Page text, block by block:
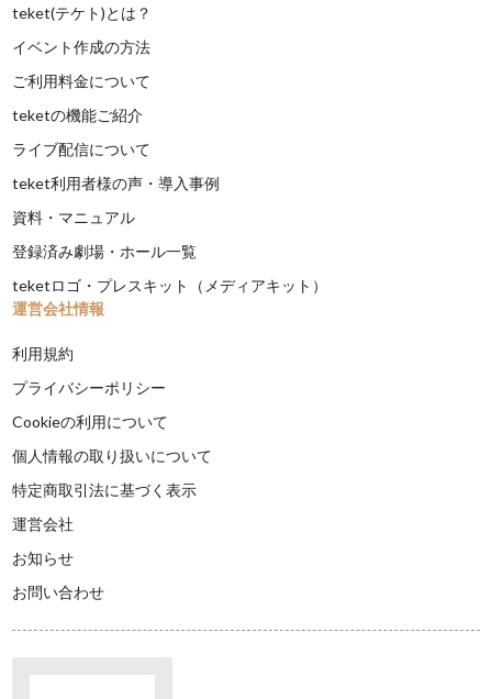
teket(テケト)とは？
イベント作成の方法
ご利用料金について
teketの機能ご紹介
ライブ配信について
teket利用者様の声・導入事例
資料・マニュアル
登録済み劇場・ホール一覧
teketロゴ・プレスキット（メディアキット）
運営会社情報
利用規約
プライバシーポリシー
Cookieの利用について
個人情報の取り扱いについて
特定商取引法に基づく表示
運営会社
お知らせ
お問い合わせ